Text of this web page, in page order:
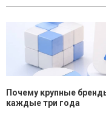
Почему крупные
каждые три года